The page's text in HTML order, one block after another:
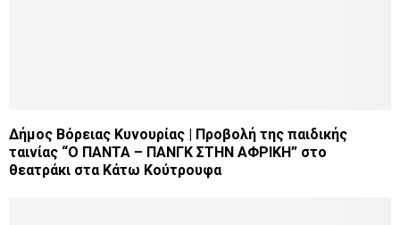
Δήμος Βόρειας Κυνουρίας | Προβολή της παιδικής
ταινίας “Ο ΠΑΝΤΑ – ΠΑΝΓΚ ΣΤΗΝ ΑΦΡΙΚΗ” στο
θεατράκι στα Κάτω Κούτρουφα